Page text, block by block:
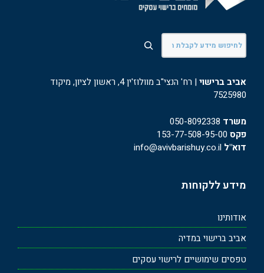
חיפוש
אביב ברישוי
| רח' הנצי"ב מוולוז'ין 4, ראשון לציון, מיקוד
7525980
משרד 050-8092338
פקס
דוא"ל
מידע ללקוחות
אודותינו
אביב ברישוי במדיה
טפסים שימושיים לרישוי עסקים